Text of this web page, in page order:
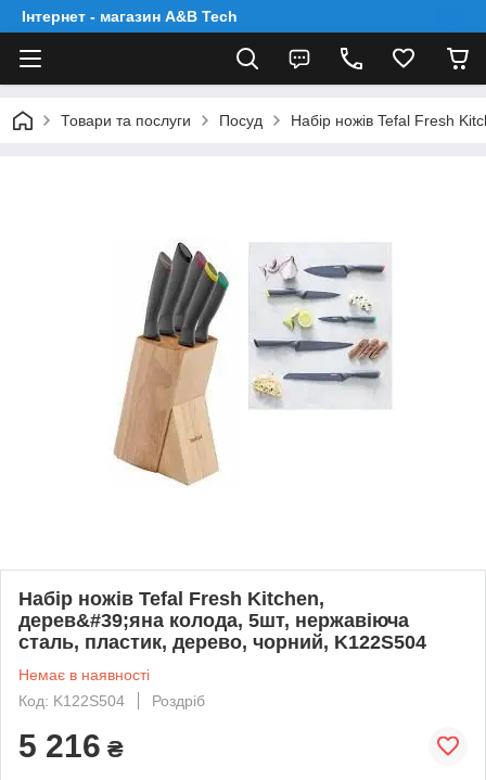
Інтернет - магазин A&B Tech
Товари та послуги Посуд Набір ножів Tefal Fresh
Набір ножів Tefal Fresh Kitchen,
дерев&#39;яна колода, 5шт, нержавіюча
сталь, пластик, дерево, чорний, K122S504
Немає в наявності
Код: K122S504
Роздріб
5 216 ₴